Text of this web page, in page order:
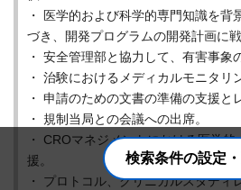
・ 医学的および科学的専門知識を背
づき、開発プログラムの開発計画に
・ 安全管理部と協力して、有害事象
・ 治験におけるメディカルモニタリ
・ 申請のための文書の準備の支援と
・ 規制当局との会議への出席。
・ CROマネジメントにおける医学
援。
・ プロトコル、クリニカルスタディ
検索条件の設定